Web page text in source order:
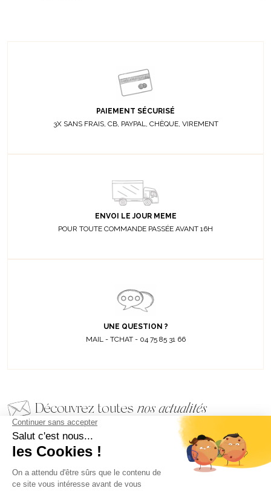
PAIEMENT SÉCURISÉ
3X SANS FRAIS, CB, PAYPAL, CHÈQUE, VIREMENT
ENVOI LE JOUR MEME
POUR TOUTE COMMANDE PASSÉE AVANT 16H
UNE QUESTION ?
MAIL - TCHAT - 04 75 85 31 66
Découvrez toutes nos actualités
EMAIL
VALIDER